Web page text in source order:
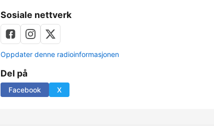
Sosiale nettverk
Oppdater denne radioinformasjonen
Del på
Facebook X